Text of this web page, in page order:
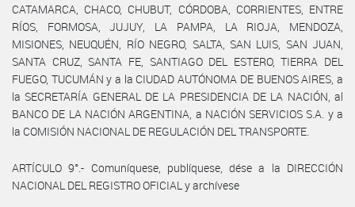
CATAMARCA, CHACO, CHUBUT, CÓRDOBA, CORRIENTES, ENTRE
RÍOS, FORMOSA, JUJUY, LA PAMPA, LA RIOJA, MENDOZA,
MISIONES, NEUQUÉN, RÍO NEGRO, SALTA, SAN LUIS, SAN JUAN,
SANTA CRUZ, SANTA FE, SANTIAGO DEL ESTERO, TIERRA DEL
FUEGO, TUCUMÁN y a la CIUDAD AUTÓNOMA DE BUENOS AIRES, a
la SECRETARÍA GENERAL DE LA PRESIDENCIA DE LA NACIÓN, al
BANCO DE LA NACIÓN ARGENTINA, a NACIÓN SERVICIOS S.A. y a
la COMISIÓN NACIONAL DE REGULACIÓN DEL TRANSPORTE.
ARTÍCULO 9°.- Comuníquese, publíquese, dése a la DIRECCIÓN
NACIONAL DEL REGISTRO OFICIAL y archívese